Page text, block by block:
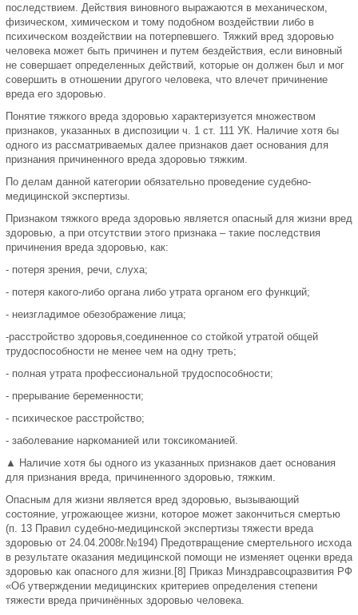
последствием. Действия виновного выражаются в механическом,
физическом, химическом и тому подобном воздействии либо в
психическом воздействии на потерпевшего. Тяжкий вред здоровью
человека может быть причинен и путем бездействия, если виновный
не совершает определенных действий, которые он должен был и мог
совершить в отношении другого человека, что влечет причинение
вреда его здоровью.
Понятие тяжкого вреда здоровью характеризуется множеством
признаков, указанных в диспозиции ч. 1 ст. 111 УК. Наличие хотя бы
одного из рассматриваемых далее признаков дает основания для
признания причиненного вреда здоровью тяжким.
По делам данной категории обязательно проведение судебно-
медицинской экспертизы.
Признаком тяжкого вреда здоровью является опасный для жизни вред
здоровью, а при отсутствии этого признака – такие последствия
причинения вреда здоровью, как:
- потеря зрения, речи, слуха;
- потеря какого-либо органа либо утрата органом его функций;
- неизгладимое обезображение лица;
-расстройство здоровья,соединенное со стойкой утратой общей
трудоспособности не менее чем на одну треть;
- полная утрата профессиональной трудоспособности;
- прерывание беременности;
- психическое расстройство;
- заболевание наркоманией или токсикоманией.
▲ Наличие хотя бы одного из указанных признаков дает основания
для признания вреда, причиненного здоровью, тяжким.
Опасным для жизни является вред здоровью, вызывающий
состояние, угрожающее жизни, которое может закончиться смертью
(п. 13 Правил судебно-медицинской экспертизы тяжести вреда
здоровью от 24.04.2008г.№194) Предотвращение смертельного исхода
в результате оказания медицинской помощи не изменяет оценки вреда
здоровью как опасного для жизни.[8] Приказ Минздравсоцразвития РФ
«Об утверждении медицинских критериев определения степени
тяжести вреда причинённых здоровью человека.